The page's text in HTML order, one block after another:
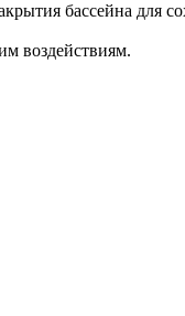
бассейна для
воздействиям.